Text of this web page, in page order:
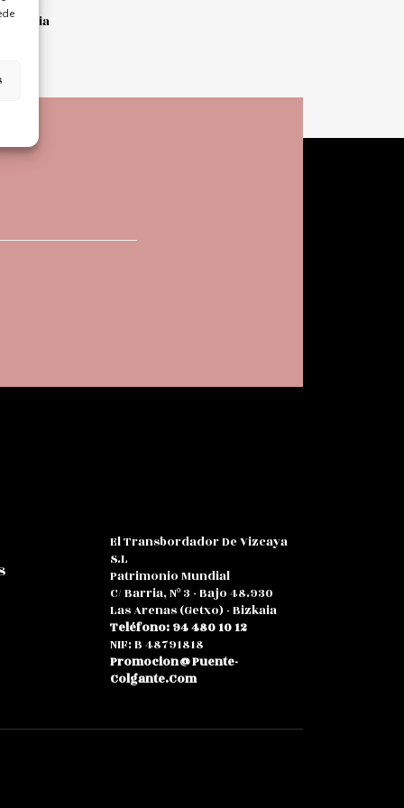
El Transbordador De Vizcaya
S.L
Patrimonio Mundial
C/ Barria, Nº 3 - Bajo 48.930
Las Arenas (Getxo) - Bizkaia
Teléfono: 94 480 10 12
NIF: B 48791818
Promocion@puente-
Colgante.com